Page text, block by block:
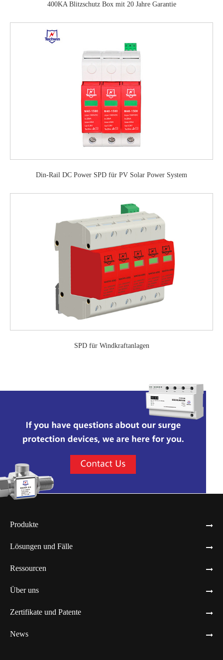
400KA Blitzschutz Box mit 20 Jahre Garantie
Din-Rail DC Power SPD für PV Solar Power System
SPD für Windkraftanlagen
Produkte
Lösungen und Fälle
Ressourcen
Über uns
Zertifikate und Patente
News